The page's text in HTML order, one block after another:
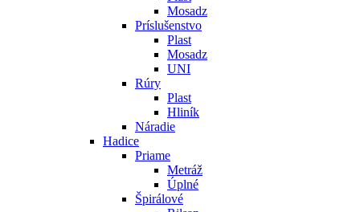
Mosadz
Príslušenstvo
Plast
Mosadz
UNI
Rúry
Plast
Hliník
Náradie
Hadice
Priame
Metráž
Úplné
Špirálové